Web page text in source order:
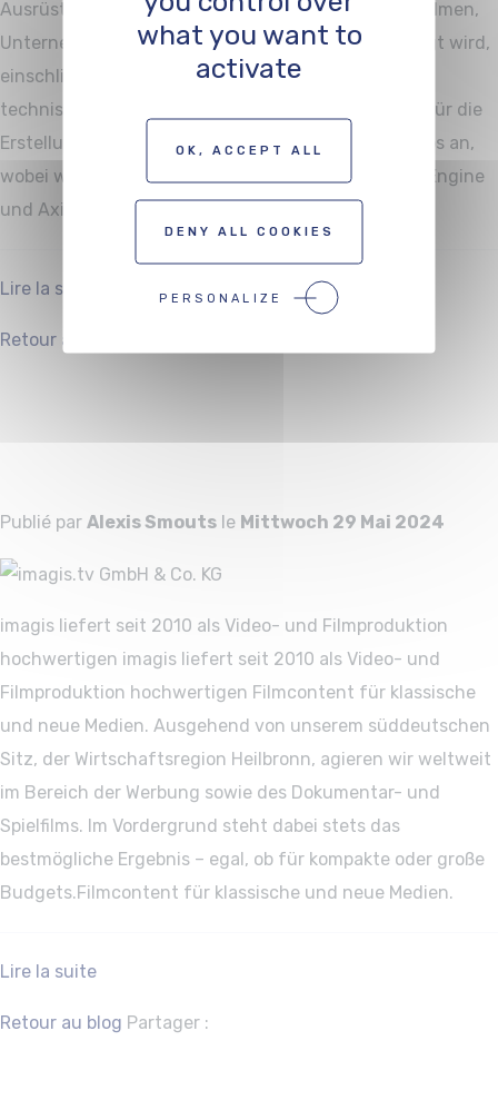
Ausrüstung, die für Dreharbeiten von Dokumentarfilmen,
Unternehmensvideos oder ENG-Reportagen benötigt wird,
einschließlich Beleuchtung, Kameras und moderner
technischer Hilfsmittel. Wir bieten auch Lösungen für die
Erstellung und Verwaltung von virtuellen 3D-Studios an,
wobei wir fortschrittliche Technologien wie Unreal Engine
und Aximmetry für Echtzeit-Renderings einsetzen.
Lire la suite
Retour au blog
Publié par Alexis Smouts le Mittwoch 29 Mai 2024
imagis liefert seit 2010 als Video- und Filmproduktion
hochwertigen imagis liefert seit 2010 als Video- und
Filmproduktion hochwertigen Filmcontent für klassische
und neue Medien. Ausgehend von unserem süddeutschen
Sitz, der Wirtschaftsregion Heilbronn, agieren wir weltweit
im Bereich der Werbung sowie des Dokumentar- und
Spielfilms. Im Vordergrund steht dabei stets das
bestmögliche Ergebnis – egal, ob für kompakte oder große
Budgets.Filmcontent für klassische und neue Medien.
Lire la suite
Retour au blog Partager :
what you want to
activate
OK, ACCEPT ALL
DENY ALL COOKIES
PERSONALIZE